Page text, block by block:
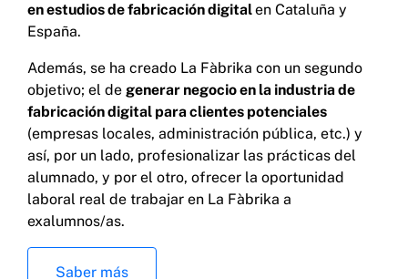
en estudios de fabricación digitalen Cataluña y
España.
Además, se ha creado La Fàbrika con un segundo
objetivo; el de generar negocio en la industria de
fabricación digital para clientes potenciales
(empresas locales, administración pública, etc.) y
así, por un lado, profesionalizar las prácticas del
alumnado, y por el otro, ofrecer la oportunidad
laboral real de trabajar en La Fàbrika a
exalumnos/as.
Saber más